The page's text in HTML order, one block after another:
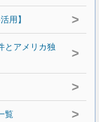
用】 >
アメリカ独
>
>
覧 >